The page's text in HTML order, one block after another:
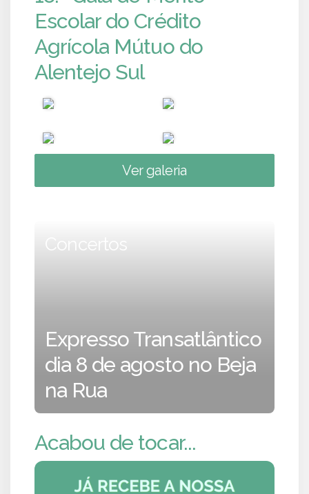
Escolar do Crédito
Agrícola Mútuo do
Alentejo Sul
Ver galeria
Concertos
Expresso Transatlântico
dia 8 de agosto no Beja
na Rua
Acabou de tocar...